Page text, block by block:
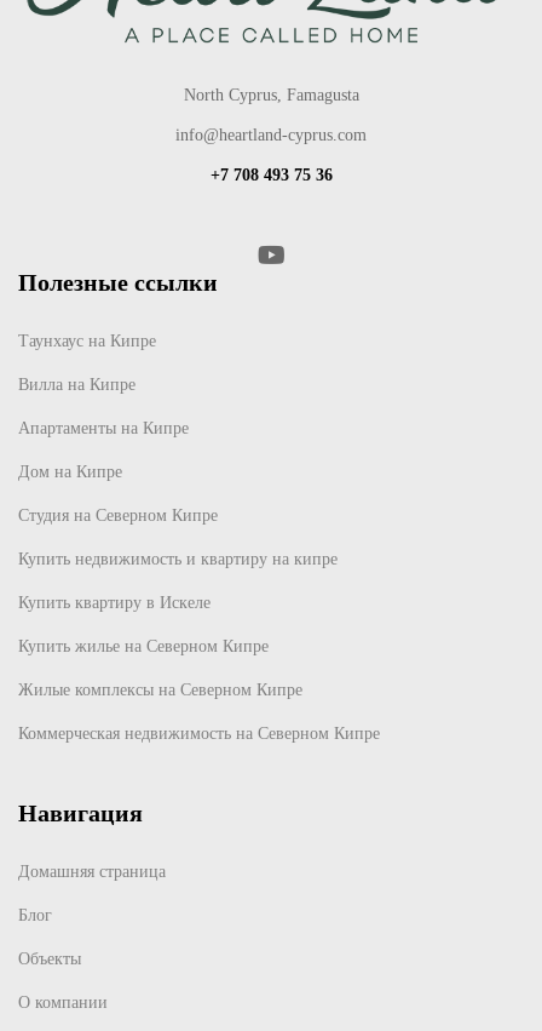
North Cyprus, Famagusta
info@heartland-cyprus.com
+7 708 493 75 36
Полезные ссылки
Таунхаус на Кипре
Вилла на Кипре
Апартаменты на Кипре
Дом на Кипре
Студия на Северном Кипре
Купить недвижимость и квартиру на кипре
Купить квартиру в Искеле
Купить жилье на Северном Кипре
Жилые комплексы на Северном Кипре
Коммерческая недвижимость на Северном Кипре
Навигация
Домашняя страница
Блог
Объекты
О компании